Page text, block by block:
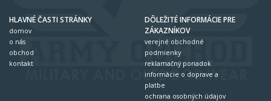
HLAVNÉ ČASTI STRÁNKY
domov
o nás
obchod
kontakt
DÔLEŽITÉ INFORMÁCIE PRE
ZÁKAZNÍKOV
verejné obchodné
podmienky
reklamačný poriadok
informácie o doprave a
platbe
ochrana osobných údajov